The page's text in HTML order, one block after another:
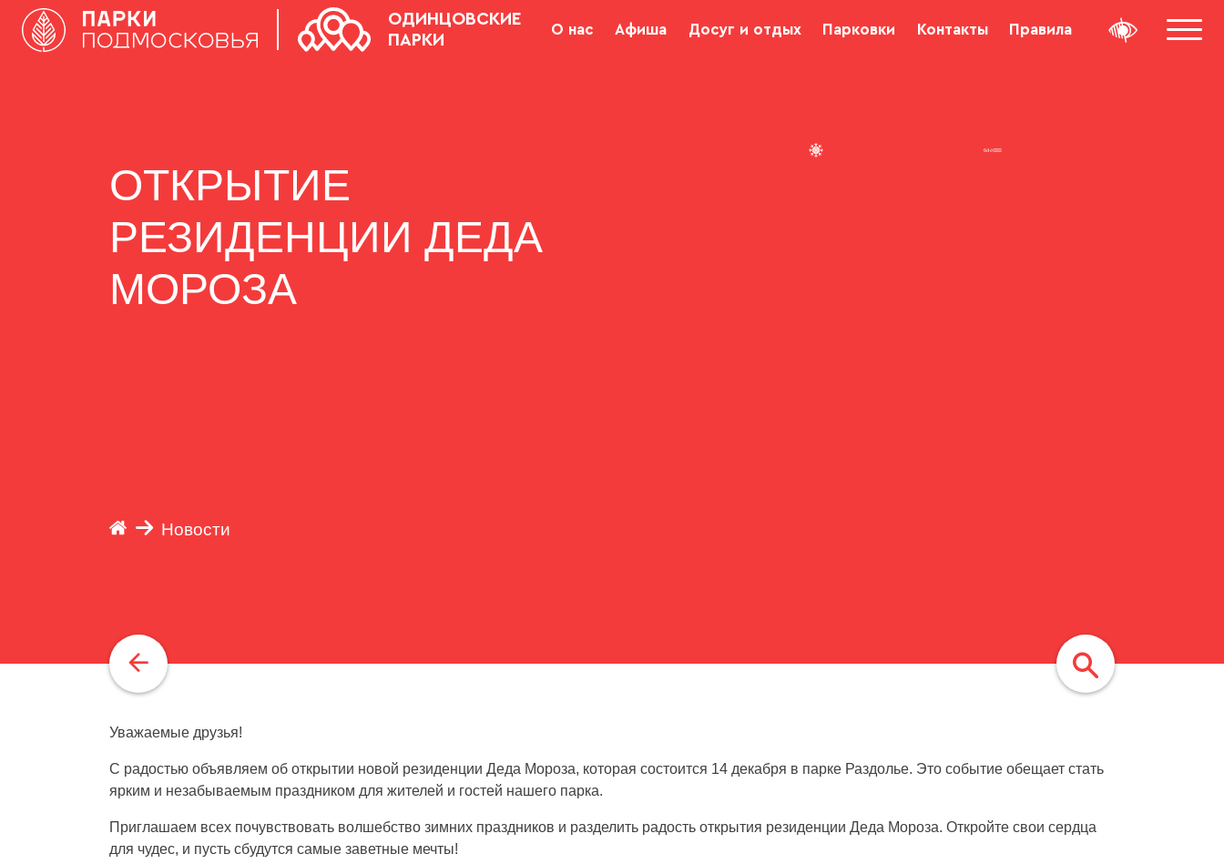
ОДИНЦОВСКИЕ
ПАРКИ
О нас Афиша Досуг и отдых Парковки Контакты Правила
ОТКРЫТИЕ
РЕЗИДЕНЦИИ ДЕДА
МОРОЗА
Новости
Уважаемые друзья!
С радостью объявляем об открытии новой резиденции Деда Мороза, которая состоится 14 декабря в парке Раздолье. Это событие обещает стать
ярким и незабываемым праздником для жителей и гостей нашего парка.
Приглашаем всех почувствовать волшебство зимних праздников и разделить радость открытия резиденции Деда Мороза. Откройте свои сердца
для чудес, и пусть сбудутся самые заветные мечты!